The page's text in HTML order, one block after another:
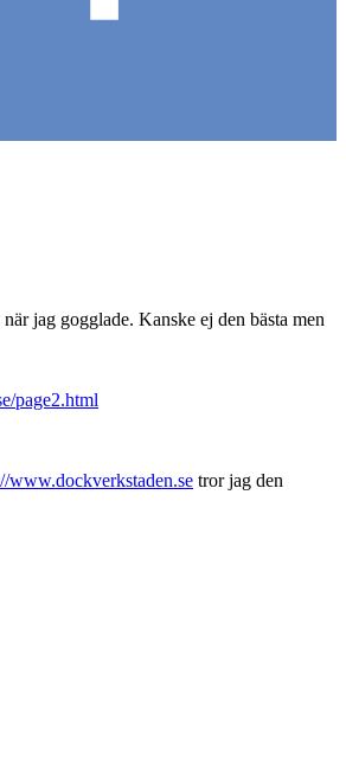
jag gogglade. Kanske ej den bästa men
page2.html
www.dockverkstaden.se tror jag den